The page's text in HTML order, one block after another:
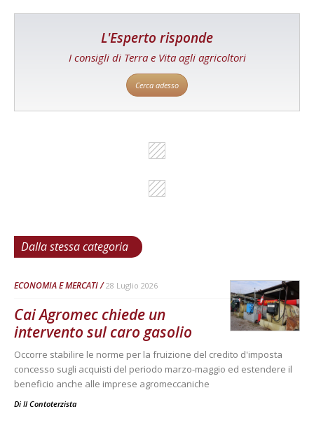
L'Esperto risponde
I consigli di Terra e Vita agli agricoltori
Cerca adesso
Dalla stessa categoria
ECONOMIA E MERCATI 28 Luglio 2026
Cai Agromec chiede un
intervento sul caro gasolio
Occorre stabilire le norme per la fruizione del credito d'imposta
concesso sugli acquisti del periodo marzo-maggio ed estendere il
beneficio anche alle imprese agromeccaniche
Di Il Contoterzista